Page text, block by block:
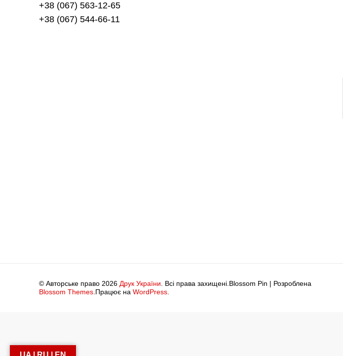
+38 (067) 563-12-65
+38 (067) 544-66-11
© Авторське право 2026 Друк України. Всі права захищені.Blossom Pin | Розроблена
Blossom Themes.Працює на WordPress.